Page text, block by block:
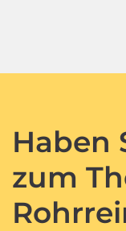
Haben
zum